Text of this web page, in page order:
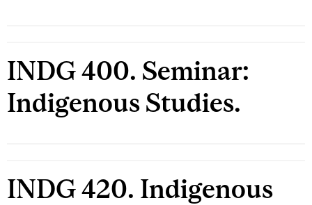
INDG 400. Seminar:
Indigenous Studies.
INDG 420. Indigenous